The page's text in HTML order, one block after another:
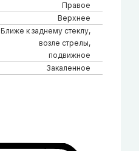
Правое
Верхнее
Ближе к заднему стеклу,
возле стрелы,
подвижное
Закаленное